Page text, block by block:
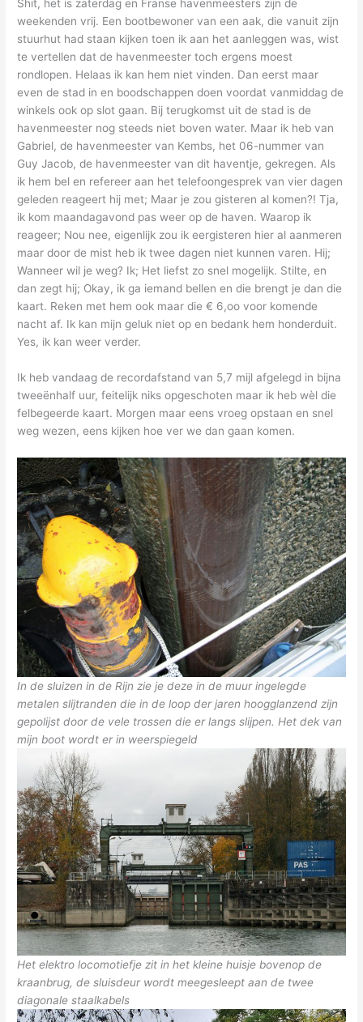
Shit, het is zaterdag en Franse havenmeesters zijn de
weekenden vrij. Een bootbewoner van een aak, die vanuit zijn
stuurhut had staan kijken toen ik aan het aanleggen was, wist
te vertellen dat de havenmeester toch ergens moest
rondlopen. Helaas ik kan hem niet vinden. Dan eerst maar
even de stad in en boodschappen doen voordat vanmiddag de
winkels ook op slot gaan. Bij terugkomst uit de stad is de
havenmeester nog steeds niet boven water. Maar ik heb van
Gabriel, de havenmeester van Kembs, het 06-nummer van
Guy Jacob, de havenmeester van dit haventje, gekregen. Als
ik hem bel en refereer aan het telefoongesprek van vier dagen
geleden reageert hij met; Maar je zou gisteren al komen?! Tja,
ik kom maandagavond pas weer op de haven. Waarop ik
reageer; Nou nee, eigenlijk zou ik eergisteren hier al aanmeren
maar door de mist heb ik twee dagen niet kunnen varen. Hij;
Wanneer wil je weg? Ik; Het liefst zo snel mogelijk. Stilte, en
dan zegt hij; Okay, ik ga iemand bellen en die brengt je dan die
kaart. Reken met hem ook maar die € 6,oo voor komende
nacht af. Ik kan mijn geluk niet op en bedank hem honderduit.
Yes, ik kan weer verder.
Ik heb vandaag de recordafstand van 5,7 mijl afgelegd in bijna
tweeënhalf uur, feitelijk niks opgeschoten maar ik heb wèl die
felbegeerde kaart. Morgen maar eens vroeg opstaan en snel
weg wezen, eens kijken hoe ver we dan gaan komen.
In de sluizen in de Rijn zie je deze in de muur ingelegde
metalen slijtranden die in de loop der jaren hoogglanzend zijn
gepolijst door de vele trossen die er langs slijpen. Het dek van
mijn boot wordt er in weerspiegeld
Het elektro locomotiefje zit in het kleine huisje bovenop de
kraanbrug, de sluisdeur wordt meegesleept aan de twee
diagonale staalkabels